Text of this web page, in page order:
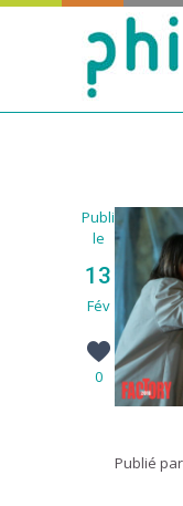
Publié
le
13
Fév
0
Publié par